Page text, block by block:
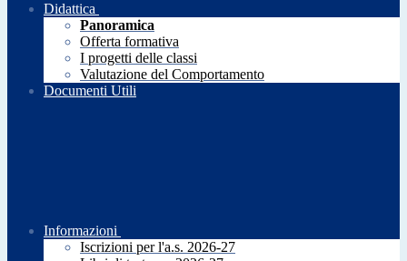
Didattica
Panoramica
Offerta formativa
I progetti delle classi
Valutazione del Comportamento
Documenti Utili
Informazioni
Iscrizioni per l'a.s. 2026-27